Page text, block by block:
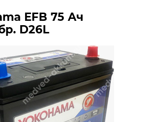
EFB 75 Ач
D26L